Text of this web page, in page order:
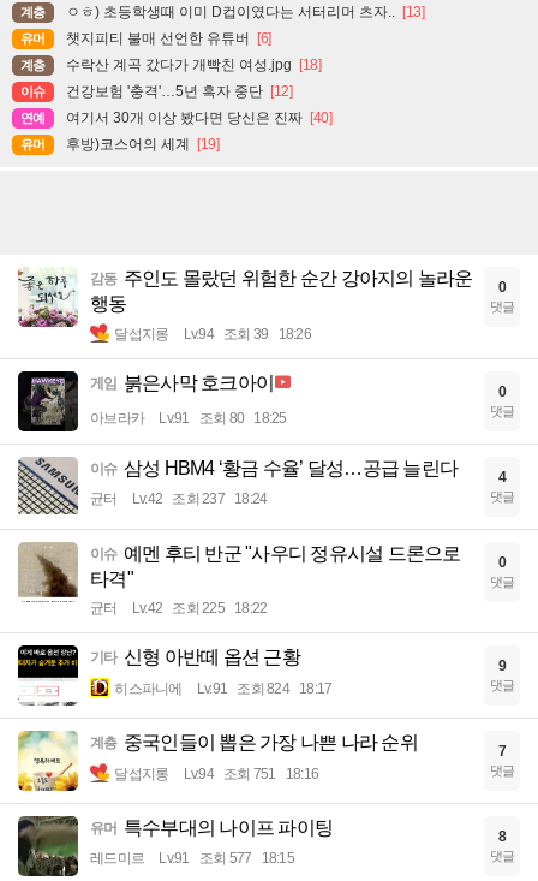
계층 ㅇㅎ) 초등학생때 이미 D컵이였다는 서터리머 츠자.. [13]
유머 챗지피티 불매 선언한 유튜버 [6]
계층 수락산 계곡 갔다가 개빡친 여성.jpg [18]
이슈 건강보험 '충격'…5년 흑자 중단 [12]
연예 여기서 30개 이상 봤다면 당신은 진짜 [40]
유머 후방)코스어의 세계 [19]
감동 주인도 몰랐던 위험한 순간 강아지의 놀라운
행동
달섭지롱 Lv.94 조회 39 18:26
0
댓글
게임 붉은사막 호크아이
아브라카 Lv.91 조회 80 18:25
0
댓글
이슈 삼성 HBM4 ‘황금 수율’ 달성…공급 늘린다
균터 Lv.42 조회 237 18:24
4
댓글
이슈 예멘 후티 반군 "사우디 정유시설 드론으로
타격"
균터 Lv.42 조회 225 18:22
0
댓글
기타 신형 아반떼 옵션 근황
히스파니에 Lv.91 조회 824 18:17
9
댓글
계층 중국인들이 뽑은 가장 나쁜 나라 순위
달섭지롱 Lv.94 조회 751 18:16
7
댓글
유머 특수부대의 나이프 파이팅
레드미르 Lv.91 조회 577 18:15
8
댓글